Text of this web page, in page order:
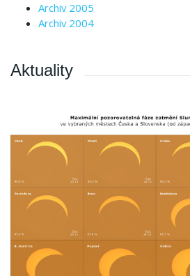
Archiv 2005
Archiv 2004
Aktuality